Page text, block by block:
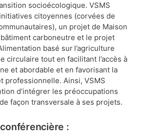
socioécologique. VSMS
citoyennes (corvées de
un projet de Maison
carboneutre et le projet
basé sur l’agriculture
circulaire tout en facilitant l’accès à
et abordable et en favorisant la
professionnelle. Ainsi, VSMS
d’intégrer les préoccupations
façon transversale à ses projets.
: